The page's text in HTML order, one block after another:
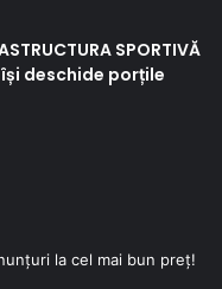
SPORTIVĂ
deschide porțile
la cel mai bun preț!